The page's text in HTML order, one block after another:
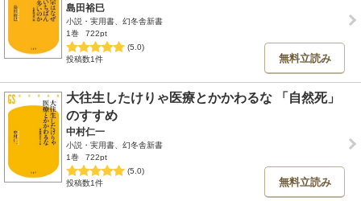
島田裕巳
小説・実用書、幻冬舎新書
1巻
722pt
(5.0)
投稿数1件
無料立読み
大往生したけりゃ医療とかかわるな 「自然死」
のすすめ
中村仁一
小説・実用書、幻冬舎新書
1巻
722pt
(5.0)
投稿数1件
無料立読み